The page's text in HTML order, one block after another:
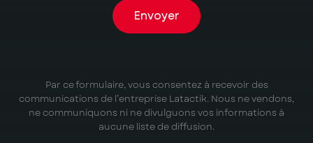
Envoyer
Par ce formulaire, vous consentez à recevoir des
communications de l’entreprise Latactik. Nous ne vendons,
ne communiquons ni ne divulguons vos informations à
aucune liste de diffusion.